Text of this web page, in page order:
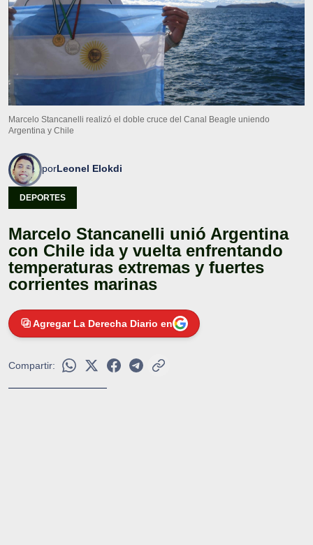
Marcelo Stancanelli realizó el doble cruce del Canal Beagle uniendo
Argentina y Chile
porLeonel Elokdi
DEPORTES
Marcelo Stancanelli unió Argentina
con Chile ida y vuelta enfrentando
temperaturas extremas y fuertes
corrientes marinas
Agregar La Derecha Diario en
Compartir: